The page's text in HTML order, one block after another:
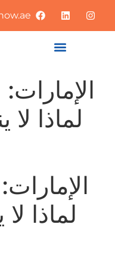
لماذا
لماذا